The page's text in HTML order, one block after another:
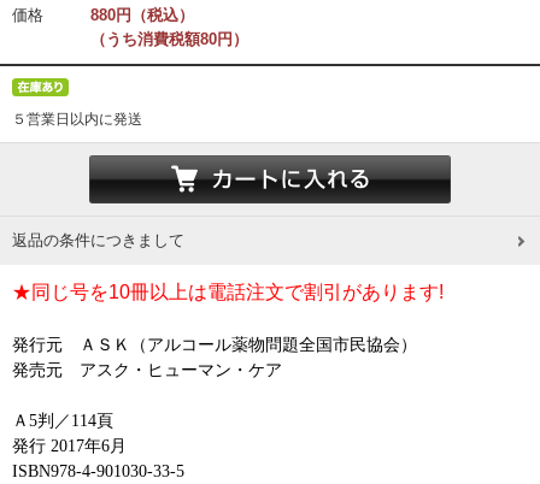
価格
880円（税込）
（うち消費税額80円）
５営業日以内に発送
返品の条件につきまして
★同じ号を10冊以上は電話注文で割引があります!
発行元 ＡＳＫ（アルコール薬物問題全国市民協会）
発売元 アスク・ヒューマン・ケア
Ａ5判／114頁
発行 2017年6月
ISBN978-4-901030-33-5